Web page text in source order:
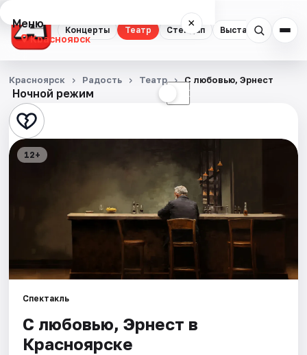
Концерты Театр Стендап Выставки
Меню ×
Красноярск
Концерты
Театр
Стендап
События
Города
Ночной режим ☾
Красноярск Радость Театр С любовью, Эрнест
12+
Спектакль
С любовью, Эрнест в
Красноярске